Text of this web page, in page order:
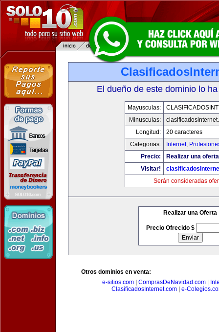
El dueño de este dominio lo
Mayusculas:
Minusculas:
Longitud:
20 caracteres
Categorias:
Internet,
Precio:
Realizar una
Visitar!
Serán consideradas
Realizar una Oferta
Precio Ofrecido $
Otros dominios en venta:
e-sitios.com| ComprasDeNavidad.com|
ClasificadosInternet.com| e-